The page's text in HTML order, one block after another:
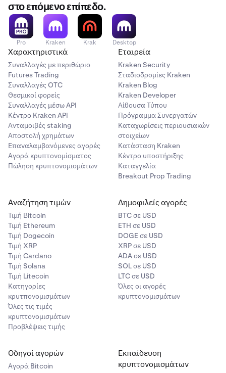
Λαμβάνετε ένα email και μια ειδοποίηση εντός
εφαρμογής με τον λόγο παραβίασης, τη χρονική
σήμανση και την καθαρή θέση σας κατά τη στιγμή της
παραβίασης.
Αυτή η διαδικασία είναι αυτόματη και συμβαίνει σε
πραγματικό χρόνο. Δεν υπάρχει προειδοποίηση πριν
ενεργοποιηθεί η παραβίαση. Για περισσότερες
πληροφορίες σχετικά με το τι συμβαίνει μετά από μια
παραβίαση, ανατρέξτε στο
Τι συμβαίνει όταν
παραβιαστεί ο λογαριασμός σας.
στο επόμενο επίπεδο.
Pro Kraken Krak Desktop
Χαρακτηριστικά
Συναλλαγές με περιθώριο
Futures Trading
Συναλλαγές OTC
Θεσμικοί φορείς
Συναλλαγές μέσω API
Κέντρο Kraken API
Ανταμοιβές staking
Αποστολή χρημάτων
Επαναλαμβανόμενες αγορές
Αγορά κρυπτονομίσματος
Πώληση κρυπτονομισμάτων
Εταιρεία
Kraken Security
Σταδιοδρομίες Kraken
Kraken Blog
Kraken Developer
Αίθουσα Τύπου
Πρόγραμμα Συνεργατών
Καταχωρίσεις περιουσιακών
στοιχείων
Κατάσταση Kraken
Κέντρο υποστήριξης
Καταγγελία
Breakout Prop Trading
Αναζήτηση τιμών
Τιμή Βitcoin
Τιμή Ethereum
Τιμή Dogecoin
Τιμή XRP
Τιμή Cardano
Τιμή Solana
Τιμή Litecoin
Κατηγορίες
κρυτπονομισμάτων
Όλες τις τιμές
κρυπτονομισμάτων
Προβλέψεις τιμής
Δημοφιλείς αγορές
BTC σε USD
ETH σε USD
DOGE σε USD
XRP σε USD
ADA σε USD
SOL σε USD
LTC σε USD
Όλες οι αγορές
κρυπτονομισμάτων
Οδηγοί αγορών
Αγορά Bitcoin
Εκπαίδευση
κρυπτονομισμάτων